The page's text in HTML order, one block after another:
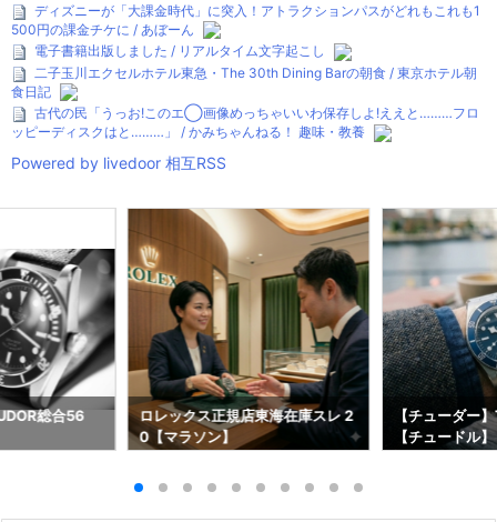
ディズニーが「大課金時代」に突入！アトラクションパスがどれもこれも1
500円の課金チケに / あぼーん
電子書籍出版しました / リアルタイム文字起こし
二子玉川エクセルホテル東急・The 30th Dining Barの朝食 / 東京ホテル朝
食日記
古代の民「うっお!このエ◯画像めっちゃいいわ保存しよ!ええと………フロ
ッピーディスクはと………」 / かみちゃんねる！ 趣味・教養
Powered by livedoor 相互RSS
総合56
ロレックス正規店東海在庫スレ 2
0【マラソン】
【チューダー
【チュードル】